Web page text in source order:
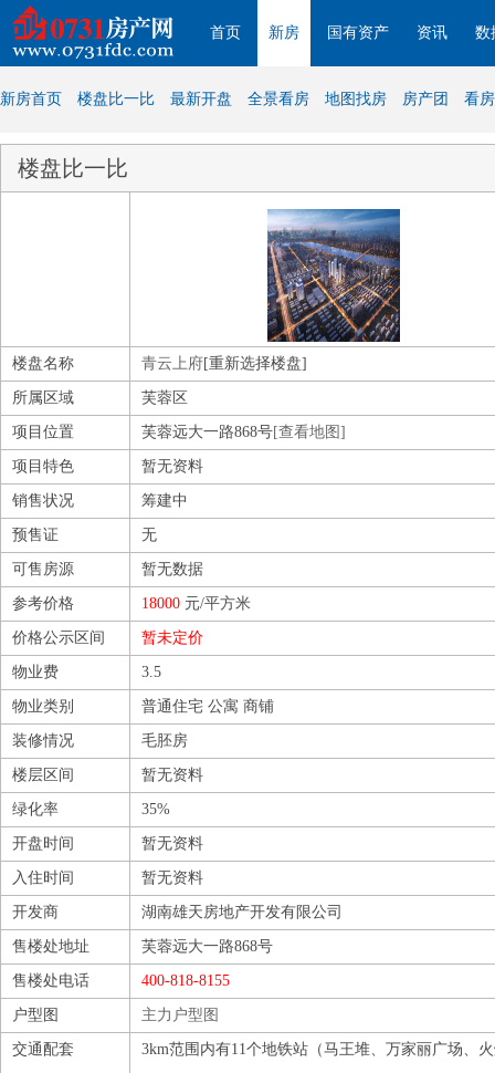
首页 新房 国有资产 资讯 数
新房首页 楼盘比一比 最新开盘 全景看房 地图找房 房产团 看
楼盘比一比
楼盘名称
所属区域
项目位置
项目特色
销售状况
预售证
可售房源
参考价格
价格公示区间
物业费
物业类别
装修情况
楼层区间
绿化率
开盘时间
入住时间
开发商
售楼处地址
售楼处电话
户型图
交通配套
青云上府[重新选择楼盘]
芙蓉区
芙蓉远大一路868号[查看地图]
暂无资料
筹建中
无
暂无数据
18000 元/平方米
暂未定价
3.5
普通住宅 公寓 商铺
毛胚房
暂无资料
35%
暂无资料
暂无资料
湖南雄天房地产开发有限公司
芙蓉远大一路868号
400-818-8155
主力户型图
3km范围内有11个地铁站（马王堆、万家丽广场、